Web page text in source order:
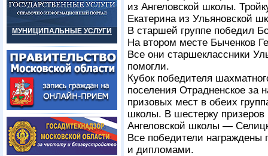
МУНИЦИПАЛЬНЫЕ УСЛУГИ
из Ангеловской школы.
Екатерина из Ульяновской
В старшей группе победил
На втором месте Быченков
Все они старшеклассники
помогли.
Кубок победителя
поселения Отрадненское за
призовых мест в обеих
школы. В шестерку призеров
Ангеловской школы —
Все победители
и дипломами.